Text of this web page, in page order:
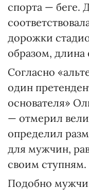
спорта — беге.
дорожки
образом, длина
Согласно
один
основателя»
— отмерил
определил
для мужчин,
своим ступням.
Подобно